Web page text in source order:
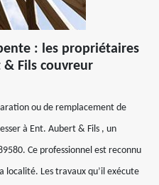
: les propriétaires
& Fils couvreur
ou de remplacement de
à Ent. Aubert & Fils , un
Ce professionnel est reconnu
localité. Les travaux qu’il exécute